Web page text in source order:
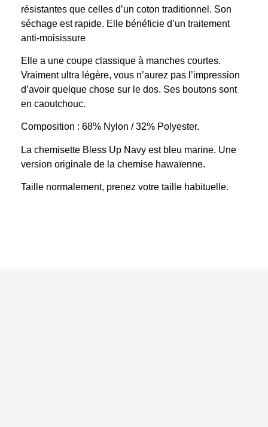
résistantes que celles d’un coton traditionnel. Son
séchage est rapide. Elle bénéficie d’un traitement
anti-moisissure
Elle a une coupe classique à manches courtes.
Vraiment ultra légère, vous n’aurez pas l’impression
d’avoir quelque chose sur le dos. Ses boutons sont
en caoutchouc.
Composition : 68% Nylon / 32% Polyester.
La chemisette Bless Up Navy est bleu marine. Une
version originale de la chemise hawaïenne.
Taille normalement, prenez votre taille habituelle.